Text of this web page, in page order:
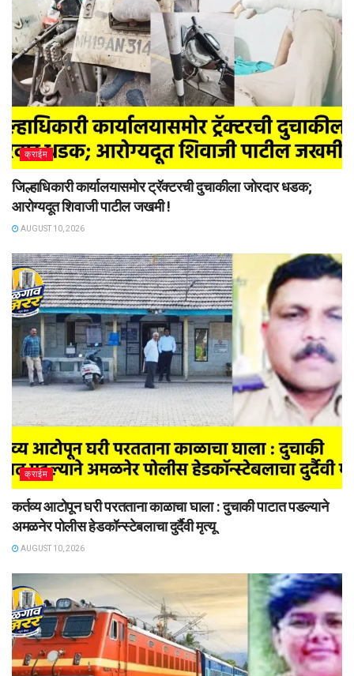
क्राईम
जिल्हाधिकारी कार्यालयासमोर ट्रॅक्टरची दुचाकीला जोरदार धडक;
आरोग्यदूत शिवाजी पाटील जखमी !
AUGUST 10, 2026
क्राईम
कर्तव्य आटोपून घरी परतताना काळाचा घाला : दुचाकी पाटात पडल्याने
अमळनेर पोलीस हेडकॉन्स्टेबलाचा दुर्दैवी मृत्यू
AUGUST 10, 2026